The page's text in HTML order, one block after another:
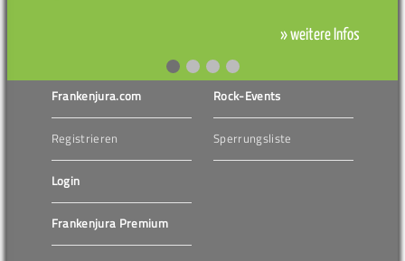
» weitere Infos
Frankenjura.com
Registrieren
Login
Frankenjura Premium
Rock-Events
Sperrungsliste